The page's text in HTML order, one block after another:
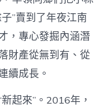
”賣到了年夜江南
，專心發掘內涵潛
財產從無到有、從
續成長。
起來”。2016年，